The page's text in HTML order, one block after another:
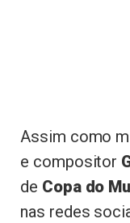
Assim como
e compositor
de Copa do
nas redes